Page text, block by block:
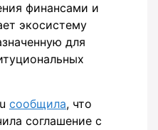
финансами и
экосистему
для
сообщила, что
соглашение с